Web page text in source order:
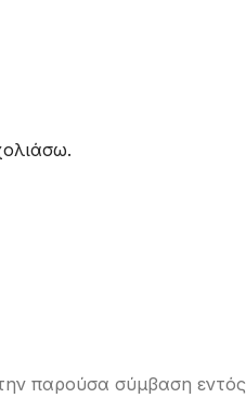
παρούσα σύμβαση εντός